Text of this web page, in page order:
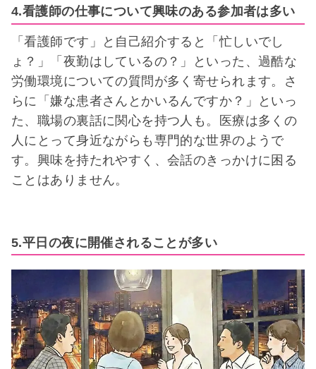
4.看護師の仕事について興味のある参加者は多い
「看護師です」と自己紹介すると「忙しいでし
ょ？」「夜勤はしているの？」といった、過酷な
労働環境についての質問が多く寄せられます。さ
らに「嫌な患者さんとかいるんですか？」といっ
た、職場の裏話に関心を持つ人も。医療は多くの
人にとって身近ながらも専門的な世界のようで
す。興味を持たれやすく、会話のきっかけに困る
ことはありません。
5.平日の夜に開催されることが多い